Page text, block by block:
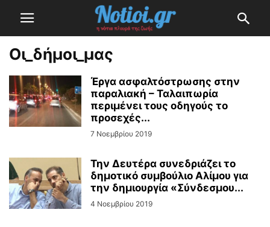
Οι_δήμοι_μας
Έργα ασφαλτόστρωσης στην
παραλιακή – Ταλαιπωρία
περιμένει τους οδηγούς το
προσεχές...
7 Νοεμβρίου 2019
Την Δευτέρα συνεδριάζει το
δημοτικό συμβούλιο Αλίμου για
την δημιουργία «Σύνδεσμου...
4 Νοεμβρίου 2019